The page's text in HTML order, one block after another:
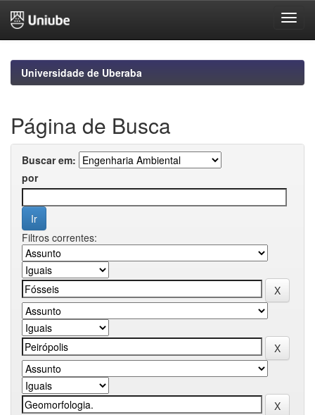
navigationUniversidade de Uberaba
Página de Busca
Buscar em:
por
Filtros correntes: